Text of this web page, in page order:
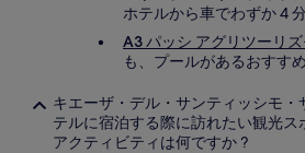
ホテルから車でわずか 4
A3 パッシ アグリツーリ
も、プールがあるおすす
キエーザ・デル・サンティッシモ・
テルに宿泊する際に訪れたい観光ス
アクティビティは何ですか ?